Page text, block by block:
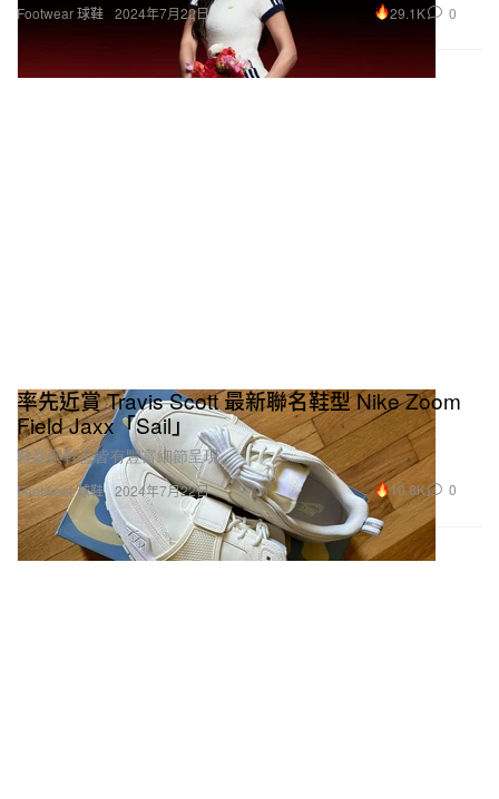
Footwear 球鞋 2024年7月22日 29.1K 0
Footwear 球鞋
率先近賞 Travis Scott 最新聯名鞋型 Nike Zoom
Field Jaxx「Sail」
鞋款與鞋盒皆有豐富細節呈現。
2024年7月22日 10.8K 0